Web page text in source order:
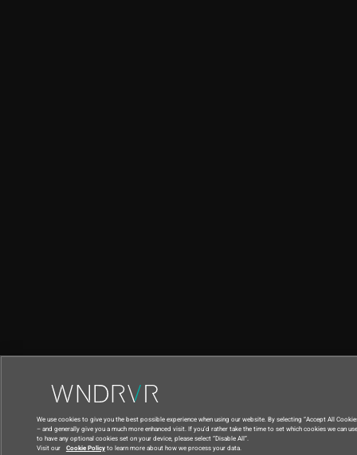
We use cookies to give you the best possible experience when using our website. By selecting “Accept All
– and generally give you a much more enhanced visit. If you’d rather take the time to set which cookies we can
to have any optional cookies set on your device, please select “Disable All”.
Visit our
Cookie Policyto learn more about how we process your data.